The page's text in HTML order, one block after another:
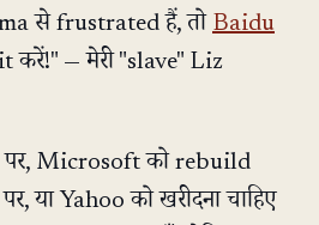
से frustrated हैं, तो Baidu
करें!" — मेरी "slave" Liz
Microsoft को rebuild
या Yahoo को खरीदना चाहिए